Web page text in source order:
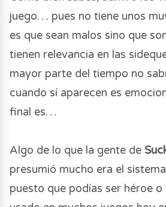
juego… pues no tiene unos
es que sean malos sino que
tienen relevancia en las
mayor parte del tiempo no
cuando sí aparecen es
final es…
Algo de lo que la gente de
presumió mucho era el
puesto que podías ser héroe